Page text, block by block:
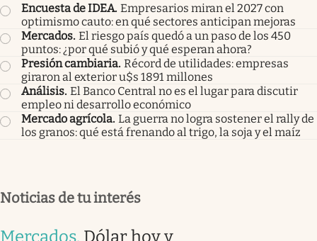
Encuesta de IDEA. Empresarios miran el 2027 con
optimismo cauto: en qué sectores anticipan mejoras
Mercados. El riesgo país quedó a un paso de los 450
puntos: ¿por qué subió y qué esperan ahora?
Presión cambiaria. Récord de utilidades: empresas
giraron al exterior u$s 1891 millones
Análisis. El Banco Central no es el lugar para discutir
empleo ni desarrollo económico
Mercado agrícola. La guerra no logra sostener el rally de
los granos: qué está frenando al trigo, la soja y el maíz
Noticias de tu interés
Mercados. Dólar hoy y